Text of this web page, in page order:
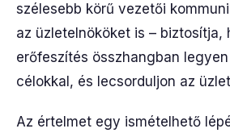
szélesebb körű vezetői
az üzletelnököket is – biztosítja,
erőfeszítés összhangban
célokkal, és lecsorduljon az
Az értelmet egy ismételhető